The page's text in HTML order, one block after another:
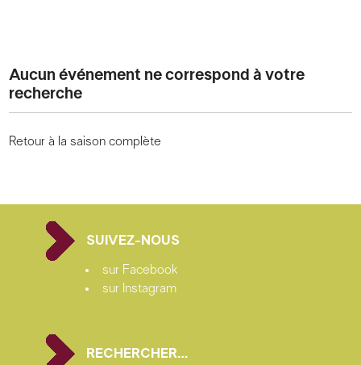
Aucun événement ne correspond à votre
recherche
Retour à la saison complète
SUIVEZ-NOUS
sur Facebook
sur Instagram
RECHERCHER…